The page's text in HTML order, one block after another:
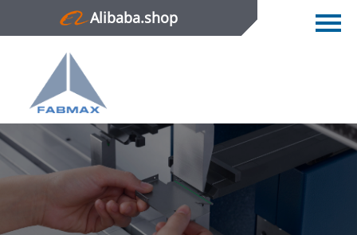
Alibaba.shop
Главная
Продукция
Новости
О нас
Контактная информация